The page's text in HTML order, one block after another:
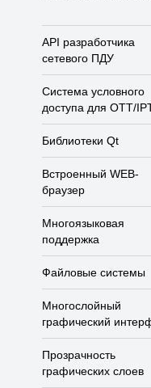
API разработчика
сетевого ПДУ
Система условного
доступа для OTT/
Библиотеки Qt
Встроенный WEB-
браузер
Многоязыковая
поддержка
Файловые системы
Многослойный
графический
Прозрачность
графических слоев